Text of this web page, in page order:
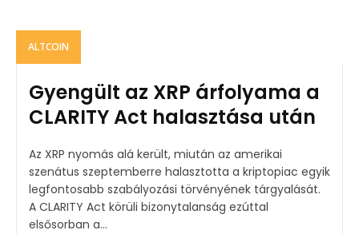
ALTCOIN
Gyengült az XRP árfolyama a
CLARITY Act halasztása után
Az XRP nyomás alá került, miután az amerikai
szenátus szeptemberre halasztotta a kriptopiac egyik
legfontosabb szabályozási törvényének tárgyalását.
A CLARITY Act körüli bizonytalanság ezúttal
elsősorban a...